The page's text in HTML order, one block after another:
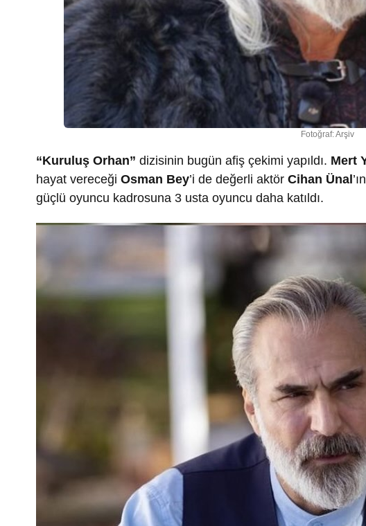
Fotoğraf: Arşiv
“Kuruluş Orhan” dizisinin bugün afiş çekimi yapıldı. Mert
hayat vereceği Osman Bey’i de değerli aktör Cihan Ünal
güçlü oyuncu kadrosuna 3 usta oyuncu daha katıldı.